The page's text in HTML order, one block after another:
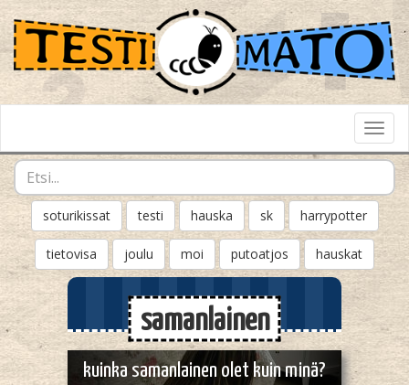
soturikissat testi hauska sk harrypotter
tietovisa joulu moi putoatjos hauskat
samanlainen
kuinka samanlainen olet kuin minä?